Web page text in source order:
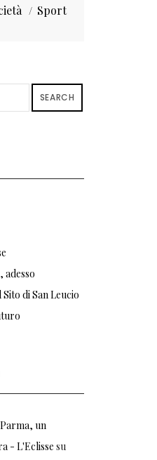
Sport
SEARCH
adesso
di San Leucio
un
- L'Eclisse su